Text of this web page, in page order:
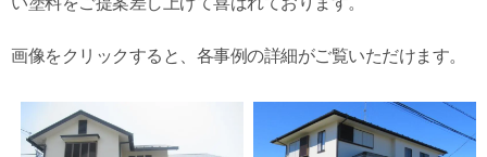
画像をクリックすると、各事例の詳細がご覧いただけます。